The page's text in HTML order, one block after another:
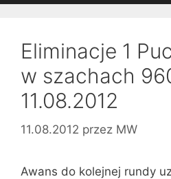
Eliminacje 1
w szachach
11.08.2012
11.08.2012 przez MW
Awans do kolejnej rundy